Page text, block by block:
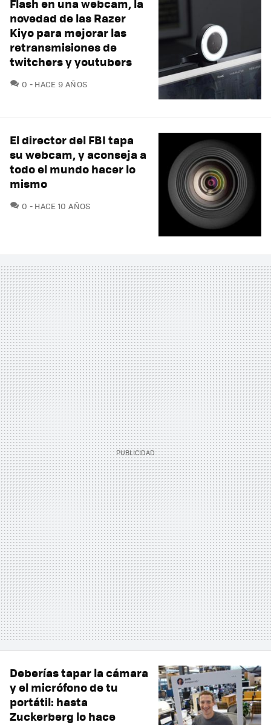
Flash en una webcam, la
novedad de las Razer
Kiyo para mejorar las
retransmisiones de
twitchers y youtubers
0 COMENTARIOS
HACE 9 AÑOS
El director del FBI tapa
su webcam, y aconseja a
todo el mundo hacer lo
mismo
0 COMENTARIOS
HACE 10 AÑOS
Deberías tapar la cámara
y el micrófono de tu
portátil: hasta
Zuckerberg lo hace